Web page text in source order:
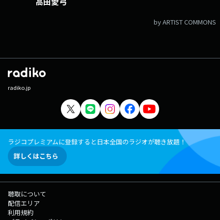
by ARTIST COMMONS
radiko.jp
ラジコプレミアムに登録すると日本全国のラジオが聴き放題！
詳しくはこちら
聴取について
配信エリア
利用規約